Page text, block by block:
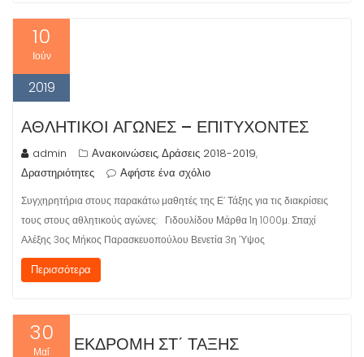
10
Ιούν
2019
ΑΘΛΗΤΙΚΟΊ ΑΓΏΝΕΣ – ΕΠΙΤΥΧΌΝΤΕΣ
admin Ανακοινώσεις,Δράσεις 2018-2019,
Δραστηριότητες Αφήστε ένα σχόλιο
Συγχηρητήρια στους παρακάτω μαθητές της Ε’ Τάξης για τις διακρίσεις
τους στους αθλητικούς αγώνες: Γιδουλίδου Μάρθα 1η 1000μ. Σπαχί
Αλέξης 3ος Μήκος Παρασκευοπούλου Βενετία 3η Ύψος
Περισσότερα
30
Μαΐ ΕΚΔΡΟΜΉ ΣΤ΄ ΤΆΞΗΣ